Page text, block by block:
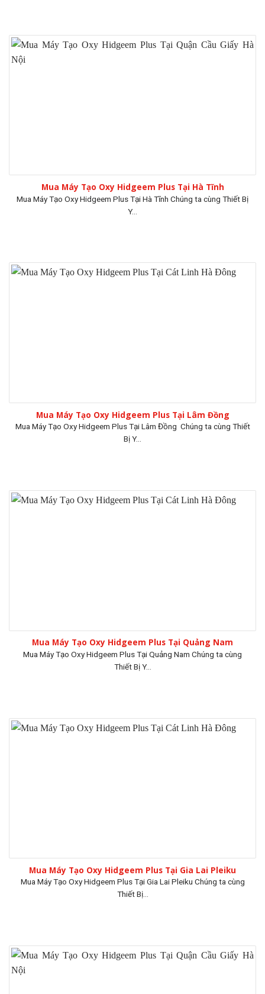
Mua Máy Tạo Oxy Hidgeem Plus Tại Hà Tĩnh
Mua Máy Tạo Oxy Hidgeem Plus Tại Hà Tĩnh Chúng ta cùng Thiết Bị
Y...
Mua Máy Tạo Oxy Hidgeem Plus Tại Lâm Đồng
Mua Máy Tạo Oxy Hidgeem Plus Tại Lâm Đồng Chúng ta cùng Thiết
Bị Y...
Mua Máy Tạo Oxy Hidgeem Plus Tại Quảng Nam
Mua Máy Tạo Oxy Hidgeem Plus Tại Quảng Nam Chúng ta cùng
Thiết Bị Y...
Mua Máy Tạo Oxy Hidgeem Plus Tại Gia Lai Pleiku
Mua Máy Tạo Oxy Hidgeem Plus Tại Gia Lai Pleiku Chúng ta cùng
Thiết Bị...